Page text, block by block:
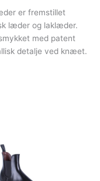
er fremstillet
læder og laklæder.
med patent
detalje ved knæet.